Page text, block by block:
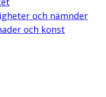
och nämnder
och konst